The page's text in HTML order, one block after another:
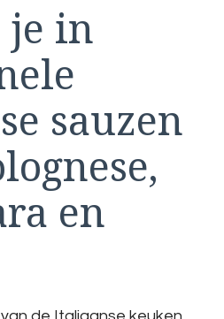
je in
sauzen
en